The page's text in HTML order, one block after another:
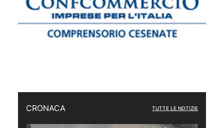
CRONACA TUTTE LE NOTIZIE